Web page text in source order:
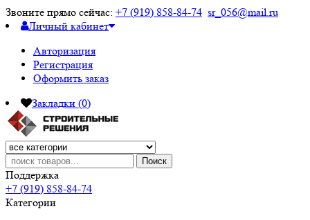
Звоните прямо сейчас: +7 (919) 858-84-74 sr_056@mail.ru
Личный кабинет
Авторизация
Регистрация
Оформить заказ
Закладки (0)
Поиск
Поддержка
+7 (919) 858-84-74
Категории